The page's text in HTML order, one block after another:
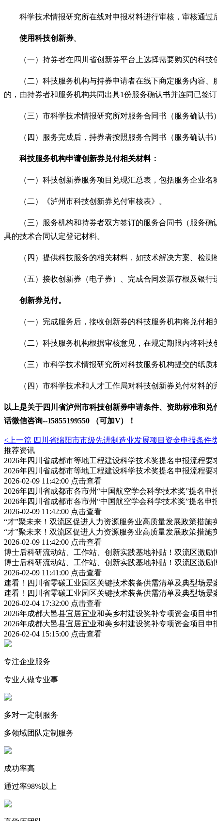
科学技术情报研究所在线对申报材料进行审核，审核通过
使用科技创新券。
（一）持券者在四川省创新券平台上选择需要购买的科技
（二）科技服务机构与持券申请者在线下商定服务内容、
的，由持券者和服务机构共同出具1份服务确认书并连同已签
（三）市科学技术情报研究所对服务合同书（服务确认书
（四）服务完成后，持券者按照服务合同书（服务确认书
科技服务机构申请创新券兑付相关材料：
（一）科技创新券服务项目兑现汇总表，包括服务企业名
（二）《泸州市科技创新券兑付审核表》。
（三）服务机构和持券者双方签订的服务合同书（服务确
具的技术合同认定登记材料。
（四）提供科技服务的相关材料，如技术解决方案、检测
（五）接收创新券（电子券）、完成合同发票存根及银行
创新券兑付。
（一）完成服务后，接收创新券的科技服务机构将兑付相
（二）科技服务机构根据审核意见，在规定期限内将科技
（三）市科学技术情报研究所对科技服务机构提交的纸质
（四）市科学技术和人才工作局对科技创新券兑付材料的
以上是关于四川省泸州市科技创新券申请条件、资助标准和兑
话微信咨询--15855199550 （可加V）！
<上一篇 四川省绵阳市市级先进制造业发展项目资金申报条件
推荐资讯
2026年四川省成都市等地工程建设科学技术奖提名申报流程
2026年四川省成都市等地工程建设科学技术奖提名申报流程
2026-02-09 11:42:00 点击查看
2026年四川省成都市各市州“中国航空学会科学技术奖”提名申
2026年四川省成都市各市州“中国航空学会科学技术奖”提名申
2026-02-09 11:42:00 点击查看
“才”聚未来！双流区促进人力资源服务业高质量发展政策措施
“才”聚未来！双流区促进人力资源服务业高质量发展政策措施
2026-02-09 11:42:00 点击查看
博士后科研流动站、工作站、创新实践基地补贴！双流区激
博士后科研流动站、工作站、创新实践基地补贴！双流区激
2026-02-09 11:41:00 点击查看
速看！四川省零碳工业园区关键技术装备供需清单及典型场
速看！四川省零碳工业园区关键技术装备供需清单及典型场
2026-02-04 17:32:00 点击查看
2026年成都大邑县宜居宜业和美乡村建设奖补专项资金项目
2026年成都大邑县宜居宜业和美乡村建设奖补专项资金项目
2026-02-04 15:15:00 点击查看
专注企业服务
专业人做专业事
多对一定制服务
多领域团队定制服务
成功率高
通过率98%以上